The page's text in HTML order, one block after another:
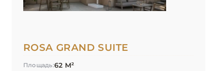
ROSA GRAND SUITE
Площадь:62 М²